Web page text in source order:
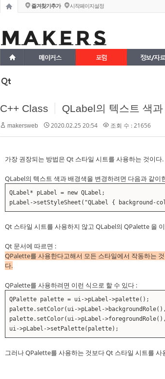
즐겨찾기추가 시작페이지설정
메이커스 포럼 정보/자료
Qt
C++ Class QLabel의 텍스트 색
makersweb 2020.02.25 20:54 조회 수 : 21656
가장 권장되는 방법은 Qt 스타일 시트를 사용하는 것이다.
QLabel의 텍스트 색과 배경색을 변경하려면 다음과 같이
QLabel* pLabel = new QLabel;
pLabel->setStyleSheet("QLabel {
Qt 스타일 시트를 사용하지 않고 QLabel의 QPalette 을
Qt 문서에 따르면 :
QPalette를 사용한다고해서 모든 스타일에서 작동하는
다.
QPalette를 사용하려면 이런 식으로 할 수 있다 :
QPalette palette = ui->pLabel->palette();
palette.setColor(ui->pLabel-
palette.setColor(ui->pLabel-
ui->pLabel->setPalette(palette);
그러나 QPalette를 사용하는 것보다 Qt 스타일 시트를 사